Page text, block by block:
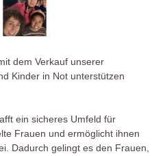
dem Verkauf unserer
Kinder in Not unterstützen
ein sicheres Umfeld für
Frauen und ermöglicht ihnen
Dadurch gelingt es den Frauen,